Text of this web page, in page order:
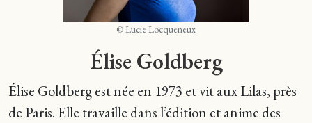
© Lucie Locqueneux
Élise Goldberg
Élise Goldberg est née en 1973 et vit aux Lilas, près
de Paris. Elle travaille dans l’édition et anime des